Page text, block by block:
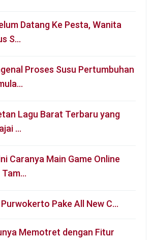
Datang Ke Pesta, Wanita
S…
Proses Susu Pertumbuhan
Lagu Barat Terbaru yang
…
Caranya Main Game Online
Tam…
Pake All New C…
Memotret dengan Fitur